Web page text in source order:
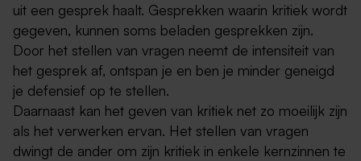
uit een gesprek haalt. Gesprekken waarin kritiek wordt
gegeven, kunnen soms beladen gesprekken zijn.
Door het stellen van vragen neemt de intensiteit van
het gesprek af, ontspan je en ben je minder geneigd
je defensief op te stellen.
Daarnaast kan het geven van kritiek net zo moeilijk zijn
als het verwerken ervan. Het stellen van vragen
dwingt de ander om zijn kritiek in enkele kernzinnen te